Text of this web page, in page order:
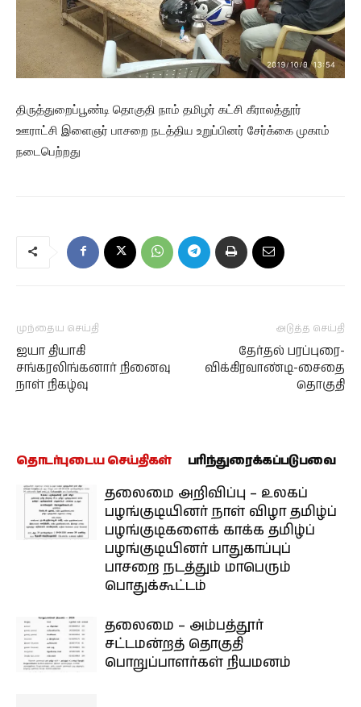
திருத்துறைப்பூண்டி தொகுதி நாம் தமிழர் கட்சி கீராலத்தூர்
ஊராட்சி இளைஞர் பாசறை நடத்திய உறுப்பினர் சேர்க்கை முகாம்
நடைபெற்றது
முந்தைய செய்தி
ஐயா தியாகி
சங்கரலிங்கனார் நினைவு
நாள் நிகழ்வு
அடுத்த செய்தி
தேர்தல் பரப்புரை-
விக்கிரவாண்டி-சைதை
தொகுதி
தொடர்புடைய செய்திகள் பரிந்துரைக்கப்படுபவை
தலைமை அறிவிப்பு – உலகப்
பழங்குடியினர் நாள் விழா தமிழ்ப்
பழங்குடிகளைக் காக்க தமிழ்ப்
பழங்குடியினர் பாதுகாப்புப்
பாசறை நடத்தும் மாபெரும்
பொதுக்கூட்டம்
தலைமை – அம்பத்தூர்
சட்டமன்றத் தொகுதி
பொறுப்பாளர்கள் நியமனம்